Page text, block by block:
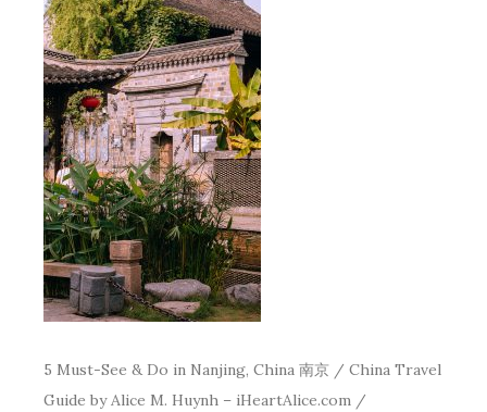
5 Must-See & Do in Nanjing, China 南京 / China Travel
Guide by Alice M. Huynh – iHeartAlice.com /